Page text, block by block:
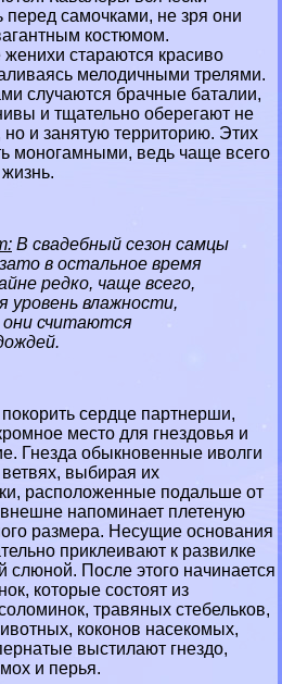
перед самочками, не зря они
костюмом.
стараются красиво
мелодичными трелями.
случаются брачные баталии,
и тщательно оберегают не
и занятую территорию. Этих
моногамными, ведь чаще всего
В свадебный сезон самцы
в остальное время
редко, чаще всего,
уровень влажности,
они считаются
покорить сердце партнерши,
место для гнездовья и
Гнезда обыкновенные иволги
выбирая их
расположенные подальше от
напоминает плетеную
размера. Несущие основания
приклеивают к развилке
слюной. После этого начинается
которые состоят из
травяных стебельков,
коконов насекомых,
выстилают гнездо,
и перья.